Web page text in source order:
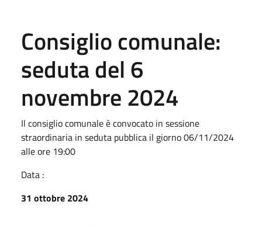
Consiglio comunale:
seduta del 6
novembre 2024
Il consiglio comunale è convocato in sessione
straordinaria in seduta pubblica il giorno 06/11/2024
alle ore 19:00
Data :
31 ottobre 2024